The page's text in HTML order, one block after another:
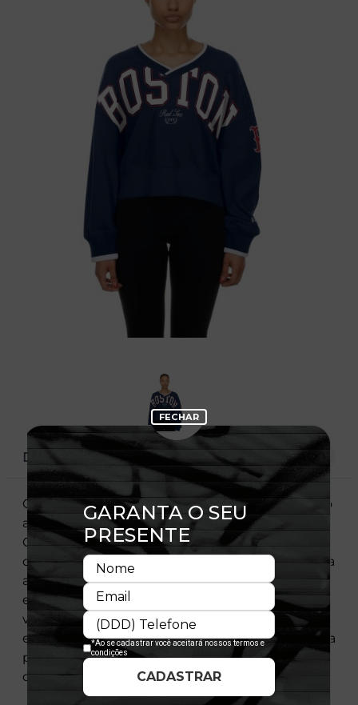
DESCRIÇÃO
O Moletom Feminino New Era combina conforto
absoluto com um estilo moderno e despojado.
Confeccionado em material macio e resistente,
oferece toque suave e ótimo caimento para o dia
a dia. A gola V traz um visual feminino e atual,
enquanto os detalhes minimalistas garantem
versatilidade para compor looks casuais ou
esportivos. Uma peça essencial para quem busca
praticidade, conforto e autenticidade no melhor
do lifestyle New Era.